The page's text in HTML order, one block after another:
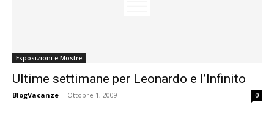
Esposizioni e Mostre
Ultime settimane per Leonardo e l’Infinito
BlogVacanze - Ottobre 1, 2009 0